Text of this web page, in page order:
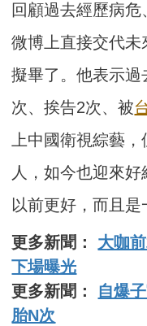
回顧過去經歷病
微博上直接交代
擬畢了。他表示
次、挨告2次、被
上中國衛視綜藝
人，如今也迎來
以前更好，而且是
更多新聞： 大咖
下場曝光
更多新聞： 自爆
胎N次